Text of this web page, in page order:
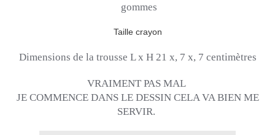
gommes
Taille crayon
Dimensions de la trousse L x H 21 x, 7 x, 7 centimètres
VRAIMENT PAS MAL
JE COMMENCE DANS LE DESSIN CELA VA BIEN ME
SERVIR.